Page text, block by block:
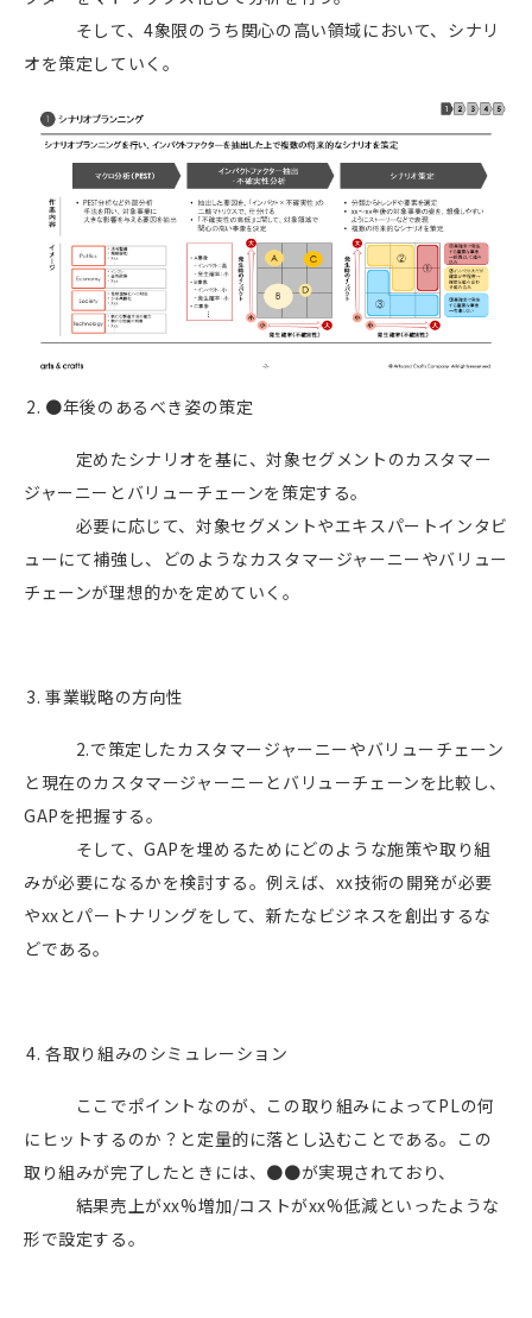
そして、4象限のうち関心の高い領域において、シナリ
オを策定していく。
●年後のあるべき姿の策定
定めたシナリオを基に、対象セグメントのカスタマー
ジャーニーとバリューチェーンを策定する。
必要に応じて、対象セグメントやエキスパートインタビ
ューにて補強し、どのようなカスタマージャーニーやバリュー
チェーンが理想的かを定めていく。
事業戦略の方向性
2.で策定したカスタマージャーニーやバリューチェーン
と現在のカスタマージャーニーとバリューチェーンを比較し、
GAPを把握する。
そして、GAPを埋めるためにどのような施策や取り組
みが必要になるかを検討する。例えば、 xx技術の開発が必要
やxxとパートナリングをして、新たなビジネスを創出するな
どである。
各取り組みのシミュレーション
ここでポイントなのが、この取り組みによってPLの何
にヒットするのか？と定量的に落とし込むことである。この
取り組みが完了したときには、●●が実現されており、
結果売上がxx%増加/コストがxx%低減といったような
形で設定する。